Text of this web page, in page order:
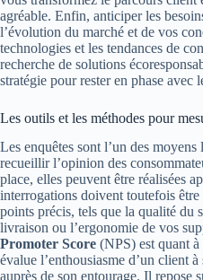
agréable. Enfin, anticiper les
l’évolution du marché et de vos
technologies et les tendances de
recherche de solutions
stratégie pour rester en phase avec
Les outils et les méthodes pour
Les enquêtes sont l’un des
recueillir l’opinion des
place, elles peuvent être réalisées
interrogations doivent toutefois être
points précis, tels que la qualité du
livraison ou l’ergonomie de vos
Promoter Score (NPS) est quant
évalue l’enthousiasme d’un client
auprès de son entourage. Il repose